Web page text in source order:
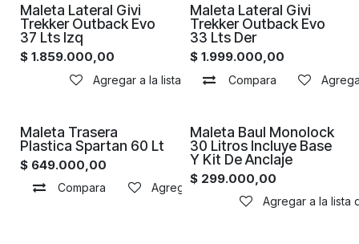
Maleta Lateral Givi
Trekker Outback Evo
37 Lts Izq
$ 1.859.000,00
Agregar a la lista de deseos
Maleta Lateral Givi
Trekker Outback Evo
33 Lts Der
$1.999.000,00
Compara
Maleta Trasera
Plastica Spartan 60 Lt
$ 649.000,00
Compara Agregar a la lista de deseos
Maleta Baul Monolock
30 Litros Incluye Base
Y Kit De Anclaje
$ 299.000,00
Agregar a la lista